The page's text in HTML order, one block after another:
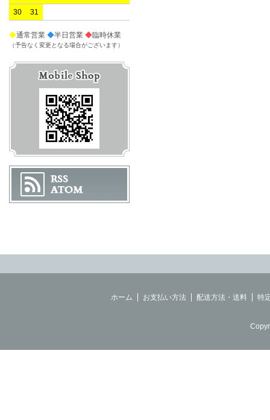
30
31
◆通常営業 ◆半日営業 ◆臨時休業
（予告なく変更となる場合がございます）
ホーム お支払い方法 配送方法・送料 特